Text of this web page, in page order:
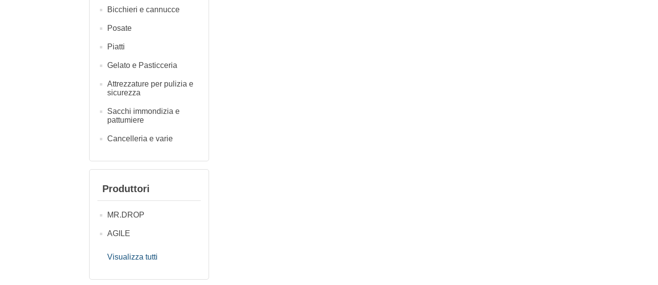
Bicchieri e cannucce
Posate
Piatti
Gelato e Pasticceria
Attrezzature per pulizia e
sicurezza
Sacchi immondizia e
pattumiere
Cancelleria e varie
Produttori
MR.DROP
AGILE
Visualizza tutti